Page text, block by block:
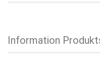
Information